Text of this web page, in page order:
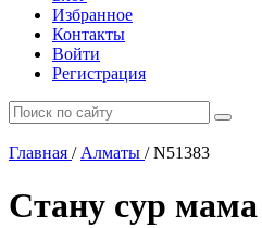
Избранное
Контакты
Войти
Регистрация
Главная / Алматы /N51383
Стану сур